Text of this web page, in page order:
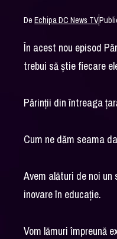
DeEchipa DC News TV
În acest nou episod
trebui să știe fiecare
Părinții din întreaga
Cum ne dăm seama
Avem alături de noi
inovare în educație.
Vom lămuri împreună